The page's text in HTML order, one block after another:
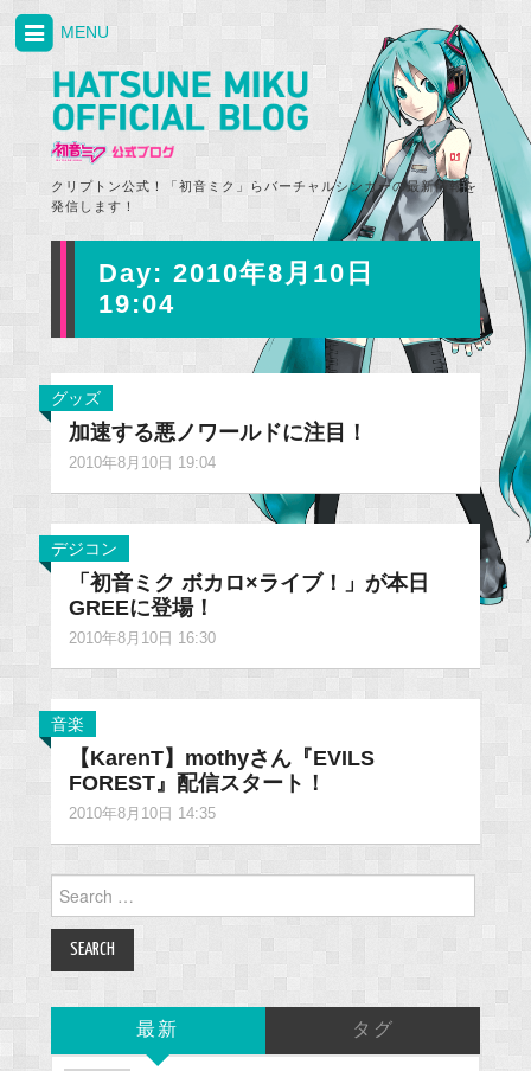
クリプトン公式！「初音ミク」らバーチャルシンガーの最新情報を
発信します！
MENU
Day: 2010年8月10日
19:04
グッズ
加速する悪ノワールドに注目！
2010年8月10日 19:04
デジコン
「初音ミク ボカロ×ライブ！」が本日
GREEに登場！
2010年8月10日 16:30
音楽
【KarenT】mothyさん『EVILS
FOREST』配信スタート！
2010年8月10日 14:35
Search
for:
最新 タグ